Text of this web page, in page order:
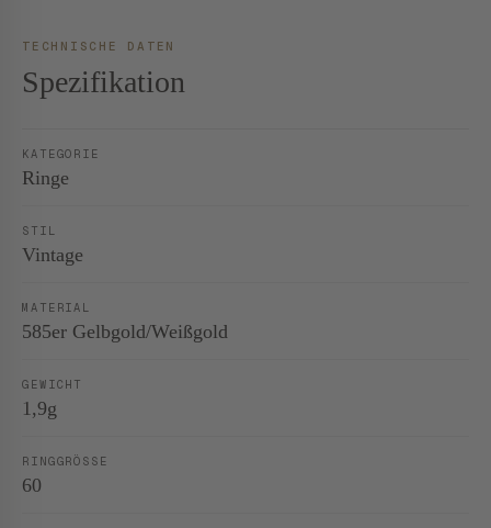
TECHNISCHE DATEN
Spezifikation
KATEGORIE
Ringe
STIL
Vintage
MATERIAL
585er Gelbgold/Weißgold
GEWICHT
1,9g
RINGGRÖSSE
60